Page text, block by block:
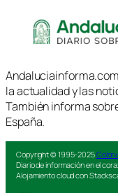
la actualidad y las
También informa
España.
Copyright © 1995-2025
Diario de información en el
Alojamiento cloud con